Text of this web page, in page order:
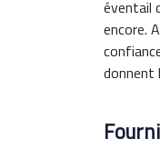
éventail
encore.
donnent